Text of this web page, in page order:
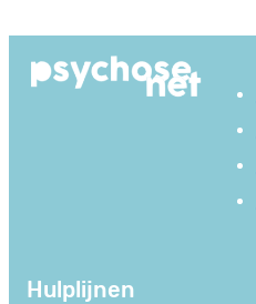
naar
Hulplijnen